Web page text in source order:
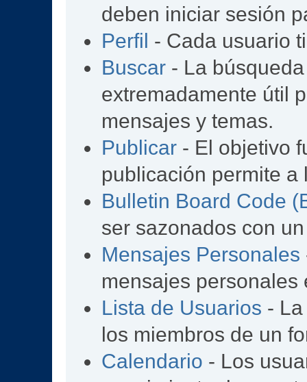
deben iniciar sesión
Perfil - Cada usuario
Buscar - La
extremadamente útil
mensajes y temas.
Publicar - El objetivo
publicación permite
Bulletin Board Code
ser sazonados con
Mensajes Personales
mensajes personales
Lista de Usuarios -
los miembros de un
Calendario - Los